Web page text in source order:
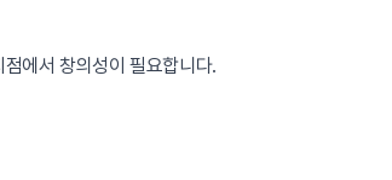
에서 창의성이 필요합니다.